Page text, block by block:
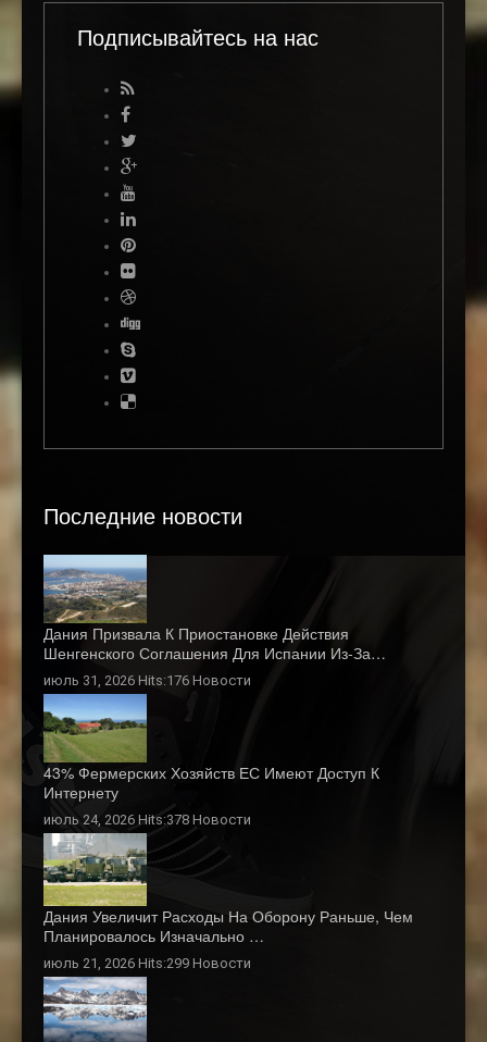
Подписывайтесь на нас
Последние новости
Дания Призвала К Приостановке Действия
Шенгенского Соглашения Для Испании Из-За…
июль 31, 2026 Hits:176 Новости
43% Фермерских Хозяйств ЕС Имеют Доступ К
Интернету
июль 24, 2026 Hits:378 Новости
Дания Увеличит Расходы На Оборону Раньше, Чем
Планировалось Изначально …
июль 21, 2026 Hits:299 Новости